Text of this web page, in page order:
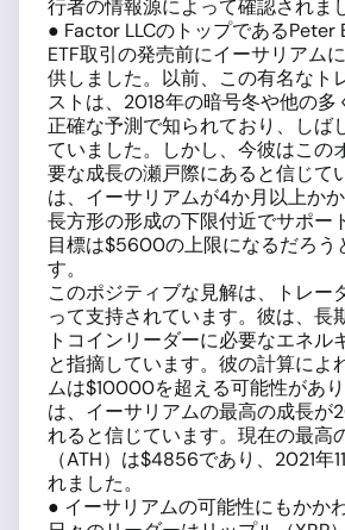
行者の情報源によって確認されま
● Factor LLCのトップであるPeter
ETF取引の発売前にイーサリアム
供しました。以前、この有名なト
ストは、2018年の暗号冬や他の多
正確な予測で知られており、しば
ていました。しかし、今彼はこの
要な成長の瀬戸際にあると信じて
は、イーサリアムが4か月以上か
長方形の形成の下限付近でサポー
目標は$5600の上限になるだろう
す。
このポジティブな見解は、トレー
って支持されています。彼は、長
トコインリーダーに必要なエネル
と指摘しています。彼の計算によ
ムは$10000を超える可能性があ
は、イーサリアムの最高の成長が
れると信じています。現在の最高
（ATH）は$4856であり、2021年
れました。
● イーサリアムの可能性にもかか